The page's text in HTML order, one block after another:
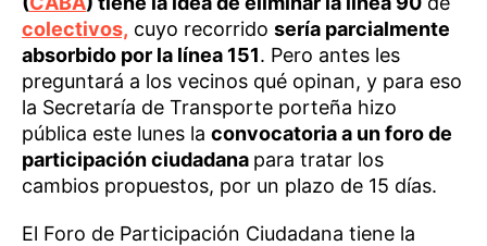
colectivos, cuyo recorrido sería parcialmente
absorbido por la línea 151. Pero antes les
preguntará a los vecinos qué opinan, y para eso
la Secretaría de Transporte porteña hizo
pública este lunes la convocatoria a un foro de
participación ciudadana para tratar los
cambios propuestos, por un plazo de 15 días.
El Foro de Participación Ciudadana tiene la